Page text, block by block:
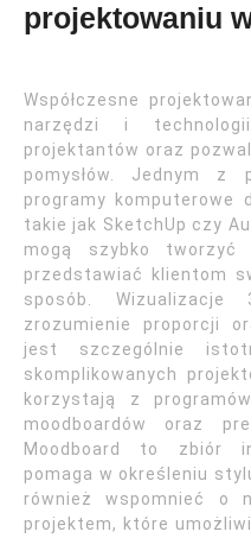
projektowaniu
Współczesne
narzędzi i
projektantów oraz
pomysłów. Jednym z
programy komputerowe
takie jak SketchUp czy
mogą szybko tworzyć
przedstawiać klientom
sposób.
zrozumienie proporcji
jest szczególnie
skomplikowanych
korzystają z
moodboardów oraz
Moodboard to zbiór
pomaga w określeniu
również wspomnieć o
projektem, które